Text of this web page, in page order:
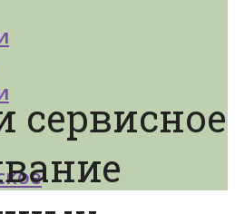
сервисное